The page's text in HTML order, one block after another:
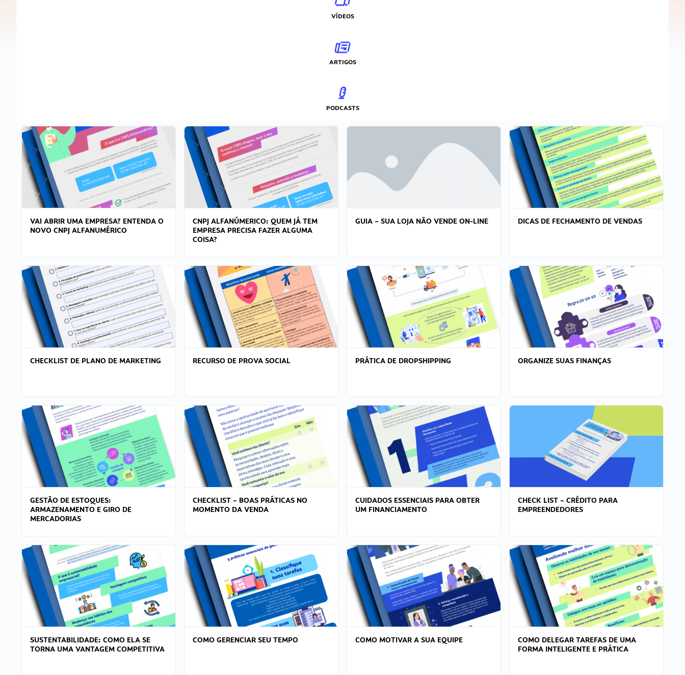
VÍDEOS
ARTIGOS
PODCASTS
VAI ABRIR UMA EMPRESA? ENTENDA O
NOVO CNPJ ALFANUMÉRICO
CNPJ ALFANÚMERICO: QUEM JÁ TEM
EMPRESA PRECISA FAZER ALGUMA
COISA?
GUIA – SUA LOJA NÃO VENDE ON-LINE DICAS DE FECHAMENTO DE VENDAS
CHECKLIST DE PLANO DE MARKETING RECURSO DE PROVA SOCIAL PRÁTICA DE DROPSHIPPING ORGANIZE SUAS FINANÇAS
GESTÃO DE ESTOQUES:
ARMAZENAMENTO E GIRO DE
MERCADORIAS
CHECKLIST – BOAS PRÁTICAS NO
MOMENTO DA VENDA
CUIDADOS ESSENCIAIS PARA OBTER
UM FINANCIAMENTO
CHECK LIST – CRÉDITO PARA
EMPREENDEDORES
SUSTENTABILIDADE: COMO ELA SE
TORNA UMA VANTAGEM COMPETITIVA
COMO GERENCIAR SEU TEMPO COMO MOTIVAR A SUA EQUIPE
COMO DELEGAR TAREFAS DE UMA
FORMA INTELIGENTE E PRÁTICA